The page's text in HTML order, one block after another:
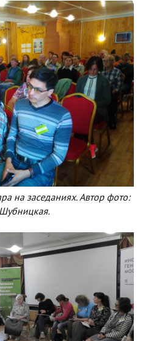
на заседаниях. Автор фото: